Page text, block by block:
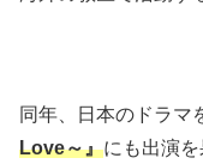
同年、日本のドラマ
Love～』にも出演